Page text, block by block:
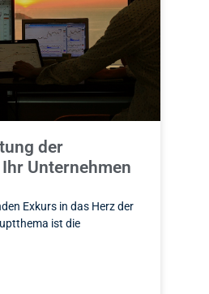
der
Unternehmen
Exkurs in das Herz der
ist die